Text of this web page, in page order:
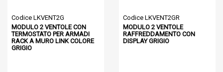
Codice LKVENT2G
MODULO 2 VENTOLE CON
TERMOSTATO PER ARMADI
RACK A MURO LINK COLORE
GRIGIO
Codice LKVENT2GR
MODULO 2 VENTOLE
RAFFREDDAMENTO CON
DISPLAY GRIGIO